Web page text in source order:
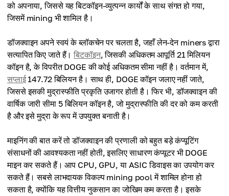
को अपनाया, जिससे यह बिटकॉइन-व्युत्पन्न कार्यों के साथ संगत हो गया,
जिसमें mining भी शामिल है।
डॉजक्वाइन अपने स्वयं के ब्लॉकचेन पर चलता है, जहाँ लेन-देन miners द्वारा
सत्यापित किए जाते हैं।बिटकॉइन, जिसकी अधिकतम आपूर्ति 21 मिलियन
कॉइन है, के विपरीत DOGE की कोई अधिकतम सीमा नहीं है। वर्तमान में,
सप्लाई147.72 बिलियन है। साथ ही, DOGE कॉइन जलाए नहीं जाते,
जिससे इसकी मुद्रास्फीति प्रकृति उजागर होती है। फिर भी, डॉजक्वाइन की
वार्षिक जारी सीमा 5 बिलियन कॉइन है, जो मुद्रास्फीति की दर को कम करती
है और इसे मुद्रा के रूप में उपयुक्त बनाती है।
माइनिंग की बात करें तो डॉजक्वाइन की प्रणाली को बहुत बड़े कंप्यूटिंग
संसाधनों की आवश्यकता नहीं होती, इसलिए साधारण कंप्यूटर भी DOGE
माइन कर सकते हैं। आप CPU, GPU, या ASIC डिवाइस का उपयोग कर
सकते हैं। सबसे लाभदायक विकल्प mining pool में शामिल होना हो
सकता है, क्योंकि यह वित्तीय नुकसान का जोखिम कम करता है। इसके